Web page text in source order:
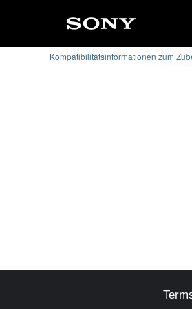
Kompatibilitätsinformationen zum